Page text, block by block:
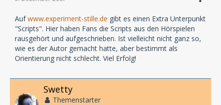
Aufwww.experiment-stille.de gibt es einen Extra Unterpunkt
"Scripts". Hier haben Fans die Scripts aus den Hörspielen
rausgehört und aufgeschrieben. Ist vielleicht nicht ganz so,
wie es der Autor gemacht hatte, aber bestimmt als
Orientierung nicht schlecht. Viel Erfolg!
Swetty
Themenstarter